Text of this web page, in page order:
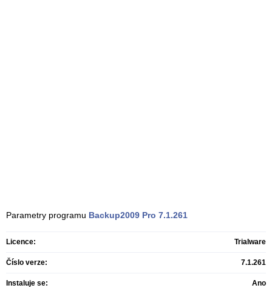
Parametry programu Backup2009 Pro 7.1.261
Licence: Trialware
Číslo verze: 7.1.261
Instaluje se: Ano